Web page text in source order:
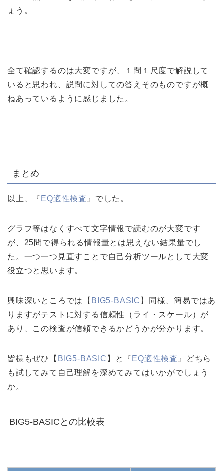
ょう。
全て確認するのは大変ですが、１問１尺度で解説して
いると思われ、説問に対しての答えそのものですが概
ねあっているように感じました。
まとめ
以上、『 EQ適性検査 』でした。
グラフ等はなくすべて文字情報で読むのが大変です
が、25問で得られる情報量とは思えない結果量でし
た。一つ一つ見直すことで自己分析ツールとして大変
役立つと思います。
興味深いところでは【 BIG5-BASIC 】同様、簡易ではあ
りますがテストに対する信頼性（ライ・スケール）が
あり、この検査が信頼できるかどうかが分かります。
皆様もぜひ【 BIG5-BASIC 】と『 EQ適性検査 』どちら
も試してみて自己理解を深めてみてはいかがでしょう
か。
BIG5-BASICとの比較表